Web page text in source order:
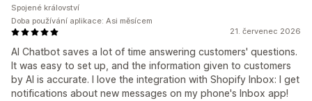
21. červenec 2026
AI Chatbot saves a lot of time answering customers' questions.
It was easy to set up, and the information given to customers
by AI is accurate. I love the integration with Shopify Inbox: I get
notifications about new messages on my phone's Inbox app!
Spojené království
Doba používání aplikace: Asi měsícem